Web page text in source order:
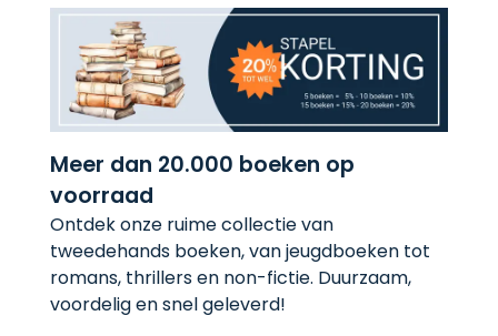
Meer dan 20.000 boeken op
voorraad
Ontdek onze ruime collectie van
tweedehands boeken, van jeugdboeken tot
romans, thrillers en non-fictie. Duurzaam,
voordelig en snel geleverd!